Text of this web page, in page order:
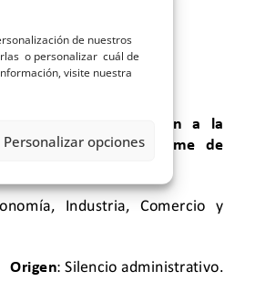
de nuestros
o personalizar cuál de
visite nuestra
Personalizar opciones